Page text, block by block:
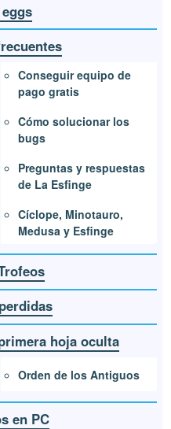
Conseguir equipo de
pago gratis
Cómo solucionar los
bugs
Preguntas y respuestas
de La Esfinge
Cíclope, Minotauro,
Medusa y Esfinge
hoja oculta
Orden de los Antiguos
en PC